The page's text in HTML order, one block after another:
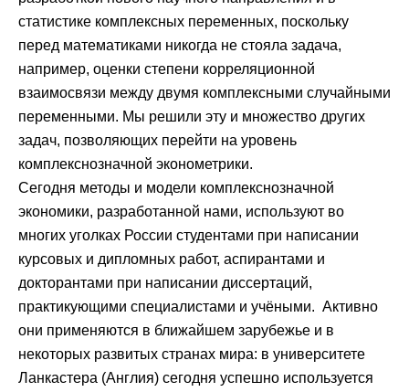
статистике комплексных переменных, поскольку
перед математиками никогда не стояла задача,
например, оценки степени корреляционной
взаимосвязи между двумя комплексными случайными
переменными. Мы решили эту и множество других
задач, позволяющих перейти на уровень
комплекснозначной эконометрики.
Сегодня методы и модели комплекснозначной
экономики, разработанной нами, используют во
многих уголках России студентами при написании
курсовых и дипломных работ, аспирантами и
докторантами при написании диссертаций,
практикующими специалистами и учёными. Активно
они применяются в ближайшем зарубежье и в
некоторых развитых странах мира: в университете
Ланкастера (Англия) сегодня успешно используется